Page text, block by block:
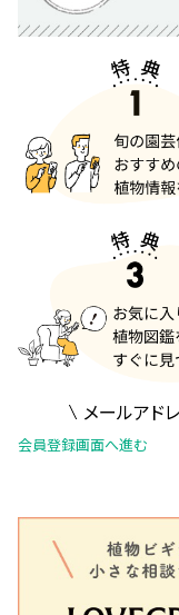
メールアド
会員登録画面へ進む